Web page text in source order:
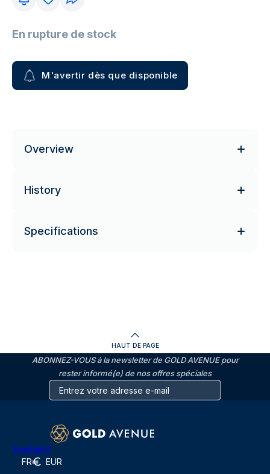
En rupture de stock
M'avertir dès que disponible
Overview
History
Specifications
HAUT DE PAGE
ABONNEZ-VOUS à la newsletter de GOLD AVENUE pour
rester informé(e) de nos offres spéciales
Trustpilot
FR EUR